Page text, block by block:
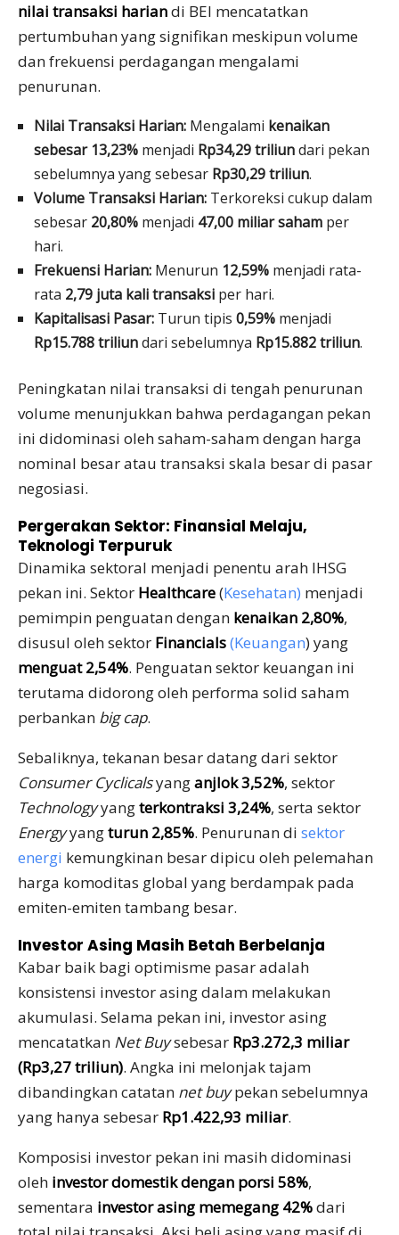
nilai transaksi hariandi BEI mencatatkan
pertumbuhan yang signifikan meskipun volume
dan frekuensi perdagangan mengalami
penurunan.
Nilai Transaksi Harian: Mengalami kenaikan
sebesar 13,23% menjadi Rp34,29 triliundari pekan
sebelumnya yang sebesar Rp30,29 triliun.
Volume Transaksi Harian: Terkoreksi cukup dalam
sebesar 20,80% menjadi 47,00 miliar saham per
hari.
Frekuensi Harian: Menurun 12,59% menjadi rata-
rata 2,79 juta kali transaksi per hari.
Kapitalisasi Pasar: Turun tipis0,59% menjadi
Rp15.788 triliundari sebelumnya Rp15.882 triliun.
Peningkatan nilai transaksi di tengah penurunan
volume menunjukkan bahwa perdagangan pekan
ini didominasi oleh saham-saham dengan harga
nominal besar atau transaksi skala besar di pasar
negosiasi.
Pergerakan Sektor: Finansial Melaju,
Teknologi Terpuruk
Dinamika sektoral menjadi penentu arah IHSG
pekan ini. Sektor Healthcare(Kesehatan) menjadi
pemimpin penguatan dengan kenaikan 2,80%,
disusul oleh sektor Financials(Keuangan) yang
menguat 2,54%. Penguatan sektor keuangan ini
terutama didorong oleh performa solid saham
perbankan big cap.
Sebaliknya, tekanan besar datang dari sektor
Consumer Cyclicalsyanganjlok 3,52%, sektor
Technologyyangterkontraksi 3,24%, serta sektor
Energyyangturun 2,85%. Penurunan di sektor
energi kemungkinan besar dipicu oleh pelemahan
harga komoditas global yang berdampak pada
emiten-emiten tambang besar.
Investor Asing Masih Betah Berbelanja
Kabar baik bagi optimisme pasar adalah
konsistensi investor asing dalam melakukan
akumulasi. Selama pekan ini, investor asing
mencatatkan Net Buysebesar Rp3.272,3 miliar
(Rp3,27 triliun). Angka ini melonjak tajam
dibandingkan catatan net buypekan sebelumnya
yang hanya sebesar Rp1.422,93 miliar.
Komposisi investor pekan ini masih didominasi
oleh investor domestik dengan porsi 58%,
sementara investor asing memegang 42%dari